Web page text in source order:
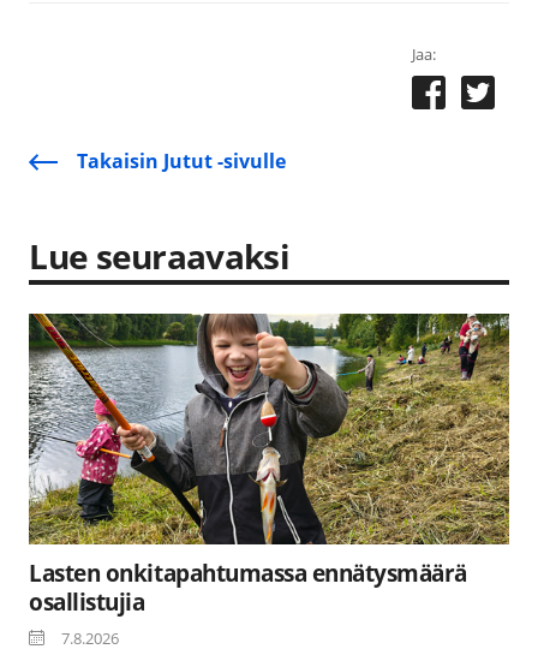
Jaa:
Takaisin Jutut -sivulle
Lue seuraavaksi
Lasten onkitapahtumassa ennätysmäärä
osallistujia
7.8.2026